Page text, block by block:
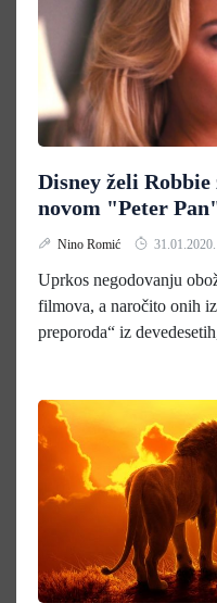
Disney želi
novom "Peter
Nino Romić 31.01.2020.
Uprkos negodovanju
filmova, a naročito onih
preporoda“ iz